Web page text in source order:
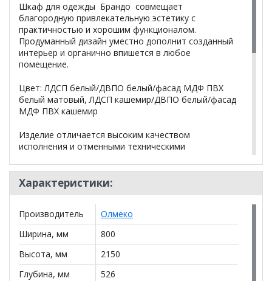
Шкаф для одежды Брандо совмещает
благородную привлекательную эстетику с
практичностью и хорошим функционалом.
Продуманный дизайн уместно дополнит созданный
интерьер и органично впишется в любое
помещение.
Цвет: ЛДСП белый/ДВПО белый/фасад МДФ ПВХ
белый матовый, ЛДСП кашемир/ДВПО белый/фасад
МДФ ПВХ кашемир
Изделие отличается высоким качеством
исполнения и отменными техническими
материалы характеризуются экологической
безопасностью и износостойкостью.
Вес и габарит упаковки: 71 кг, 0,13 м.куб.
*Дополнительную информацию о том, как купить
Брандо МДФ Шкаф для одежды 67.17 (Н2150)
уточняйте у нашего менеджера по телефону
+79292022735
Характеристики:
Производитель
Олмеко
Ширина, мм
800
Высота, мм
2150
Глубина, мм
526